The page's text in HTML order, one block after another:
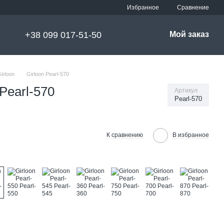
Избранное Сравнение
+38 099 017-51-50 Мой заказ
Girloon Pearl-570
570 Артикул
Pearl-570
К сравнению В избранное